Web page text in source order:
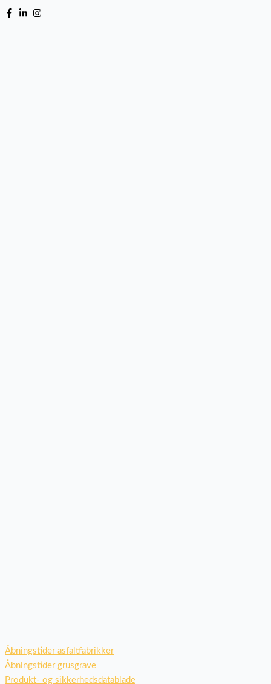
Åbningstider asfaltfabrikker
Åbningstider grusgrave
Produkt- og sikkerhedsdatablade